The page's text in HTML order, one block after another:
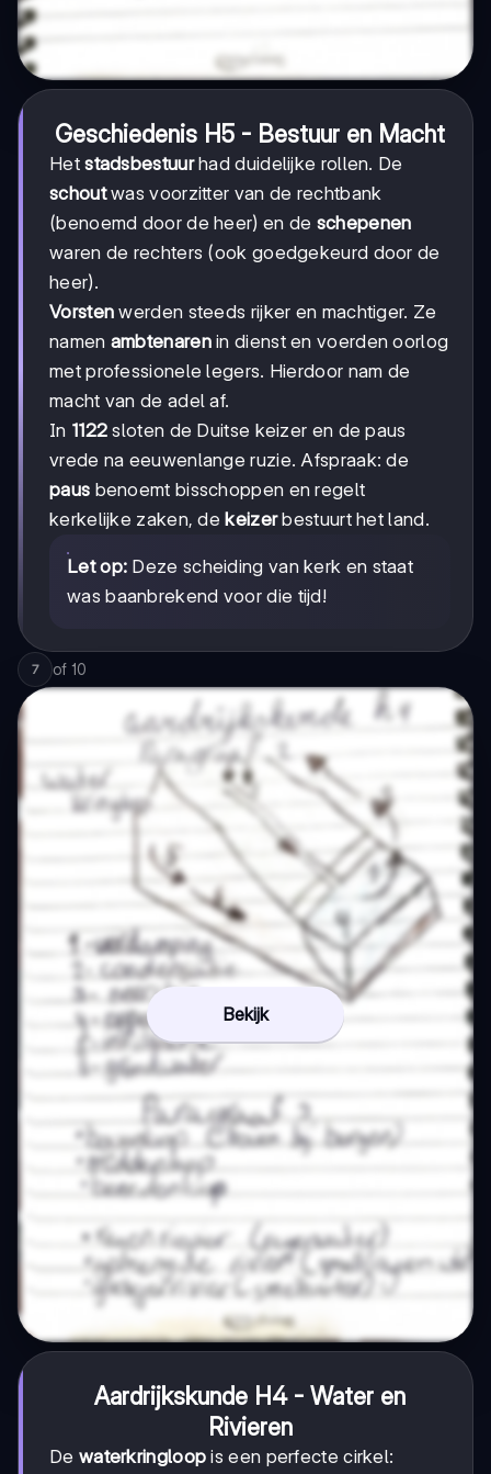
Geschiedenis H5 - Bestuur en Macht
Hetstadsbestuurhad duidelijke rollen. De
schoutwas voorzitter van de rechtbank
(benoemd door de heer) en de schepenen
waren de rechters (ook goedgekeurd door de
heer).
Vorsten werden steeds rijker en machtiger. Ze
namen ambtenarenin dienst en voerden oorlog
met professionele legers. Hierdoor nam de
macht van de adel af.
In 1122 sloten de Duitse keizer en de paus
vrede na eeuwenlange ruzie. Afspraak: de
paus benoemt bisschoppen en regelt
kerkelijke zaken, dekeizerbestuurt het land.
Let op: Deze scheiding van kerk en staat
was baanbrekend voor die tijd!
7 of 10
Bekijk
Aardrijkskunde H4 - Water en
Rivieren
De waterkringloop is een perfecte cirkel: